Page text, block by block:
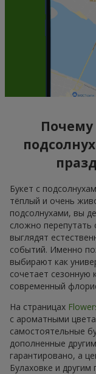
Букет с
тёплый и очень
подсолнухами, вы
сложно
выглядят
событий. Именно
выбирают как
сочетает сезонную
современный
На страницах
с ароматными
самостоятельные
дополненные
гарантировано, а
Булаховке и